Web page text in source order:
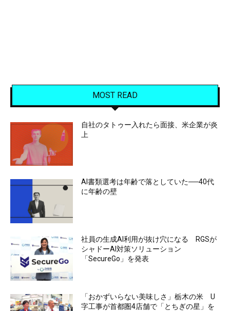
MOST READ
自社のタトゥー入れたら面接、米企業が炎
上
AI書類選考は年齢で落としていた──40代
に年齢の壁
社員の生成AI利用が抜け穴になる RGSが
シャドーAI対策ソリューション
「SecureGo」を発表
「おかずいらない美味しさ」栃木の米 U
字工事が首都圏4店舗で「とちぎの星」を